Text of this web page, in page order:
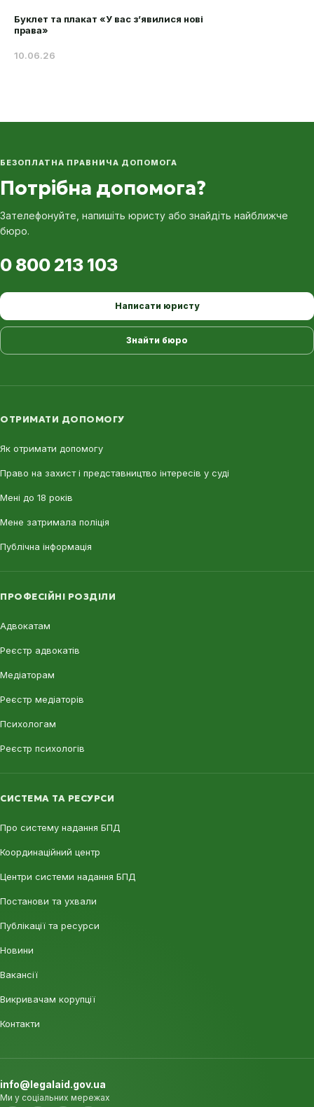
Буклет та плакат «У вас з’явилися нові
права»
10.06.26
БЕЗОПЛАТНА ПРАВНИЧА ДОПОМОГА
Потрібна допомога?
Зателефонуйте, напишіть юристу або знайдіть найближче
бюро.
0 800 213 103
Написати юристу
Знайти бюро
ОТРИМАТИ ДОПОМОГУ
Як отримати допомогу
Право на захист і представництво інтересів у суді
Мені до 18 років
Мене затримала поліція
Публічна інформація
ПРОФЕСІЙНІ РОЗДІЛИ
Адвокатам
Реєстр адвокатів
Медіаторам
Реєстр медіаторів
Психологам
Реєстр психологів
СИСТЕМА ТА РЕСУРСИ
Про систему надання БПД
Координаційний центр
Центри системи надання БПД
Постанови та ухвали
Публікації та ресурси
Новини
Вакансії
Викривачам корупції
Контакти
info@legalaid.gov.ua
Ми у соціальних мережах